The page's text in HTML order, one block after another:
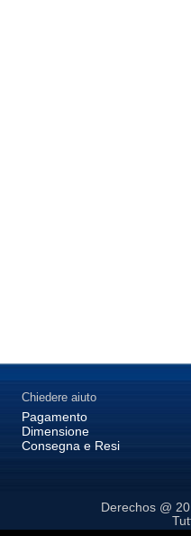
Chiedere aiuto
Pagamento
Dimensione
Consegna e Resi
Derechos @